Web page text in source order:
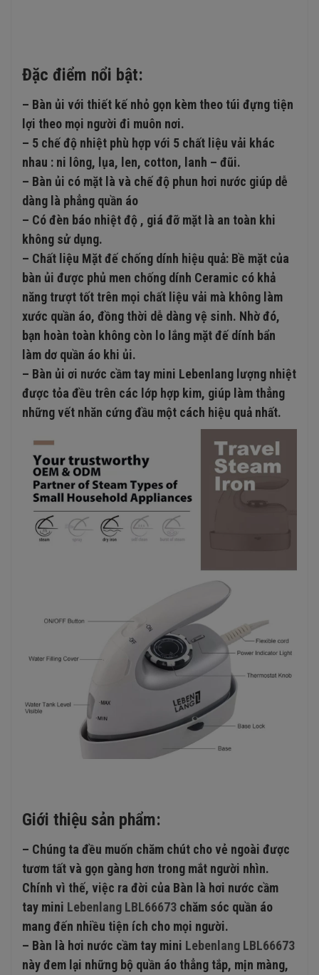
Đặc điểm nổi bật:
– Bàn ủi với thiết kế nhỏ gọn kèm theo túi đựng tiện
lợi theo mọi người đi muôn nơi.
– 5 chế độ nhiệt phù hợp với 5 chất liệu vải khác
nhau : ni lông, lụa, len, cotton, lanh – đũi.
– Bàn ủi có mặt là và chế độ phun hơi nước giúp dễ
dàng là phẳng quần áo
– Có đèn báo nhiệt độ , giá đỡ mặt là an toàn khi
không sử dụng.
– Chất liệu Mặt đế chống dính hiệu quả: Bề mặt của
bàn ủi được phủ men chống dính Ceramic có khả
năng trượt tốt trên mọi chất liệu vải mà không làm
xước quần áo, đồng thời dễ dàng vệ sinh. Nhờ đó,
bạn hoàn toàn không còn lo lắng mặt đế dính bẩn
làm dơ quần áo khi ủi.
– Bàn ủi ơi nước cầm tay mini Lebenlang lượng nhiệt
được tỏa đều trên các lớp hợp kim, giúp làm thẳng
những vết nhăn cứng đầu một cách hiệu quả nhất.
Giới thiệu sản phẩm:
– Chúng ta đều muốn chăm chút cho vẻ ngoài được
tươm tất và gọn gàng hơn trong mắt người nhìn.
Chính vì thế, việc ra đời của Bàn là hơi nước cầm
tay mini Lebenlang LBL66673 chăm sóc quần áo
mang đến nhiều tiện ích cho mọi người.
– Bàn là hơi nước cầm tay mini Lebenlang LBL66673
này đem lại những bộ quần áo thẳng tắp, mịn màng,